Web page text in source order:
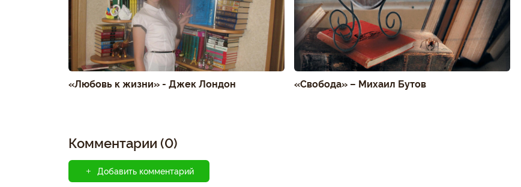
«Любовь к жизни» - Джек Лондон «Свобода» – Михаил Бутов
Комментарии (0)
Добавить комментарий